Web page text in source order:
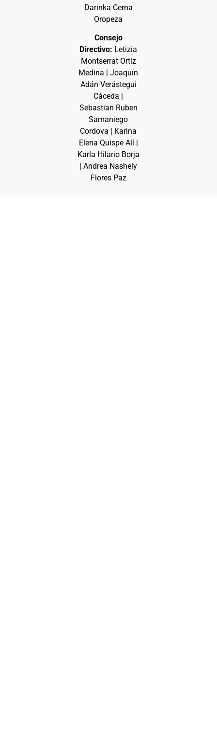
Darinka Cerna
Oropeza
Consejo
Directivo: Letizia
Montserrat Ortiz
Medina | Joaquín
Adán Verástegui
Cáceda |
Sebastian Ruben
Samaniego
Cordova | Karina
Elena Quispe Alí |
Karla Hilario Borja
| Andrea Nashely
Flores Paz